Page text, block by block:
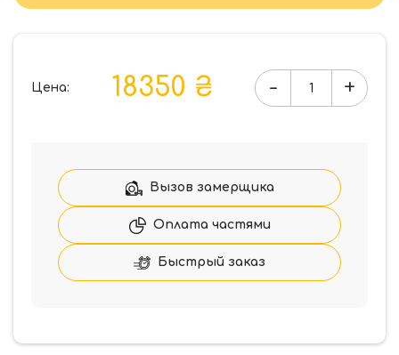
Цена: 18350 ₴
Количество
Трио-
УЛИЦА
960*2050
- +
Вызов замерщика
Оплата частями
Быстрый заказ